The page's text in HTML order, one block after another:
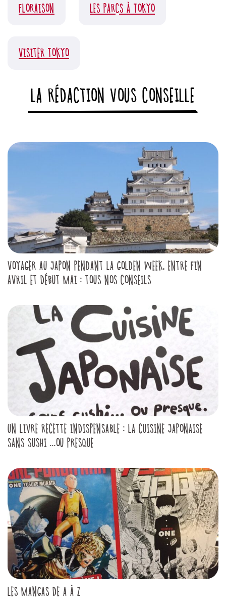
FLORAISON LES PARCS À TOKYO
VISITER TOKYO
LA RÉDACTION VOUS CONSEILLE
VOYAGER AU JAPON PENDANT LA GOLDEN WEEK, ENTRE FIN
AVRIL ET DÉBUT MAI : TOUS NOS CONSEILS
UN LIVRE RECETTE INDISPENSABLE : LA CUISINE JAPONAISE
SANS SUSHI ...OU PRESQUE
LES MANGAS DE A À Z